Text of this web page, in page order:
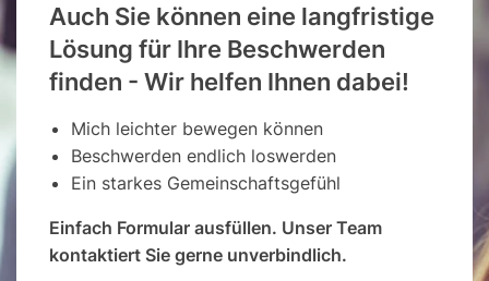
Auch Sie können eine langfristige
Lösung für Ihre Beschwerden
finden - Wir helfen Ihnen dabei!
Mich leichter bewegen können
Beschwerden endlich loswerden
Ein starkes Gemeinschaftsgefühl
Einfach Formular ausfüllen. Unser Team
kontaktiert Sie gerne unverbindlich.